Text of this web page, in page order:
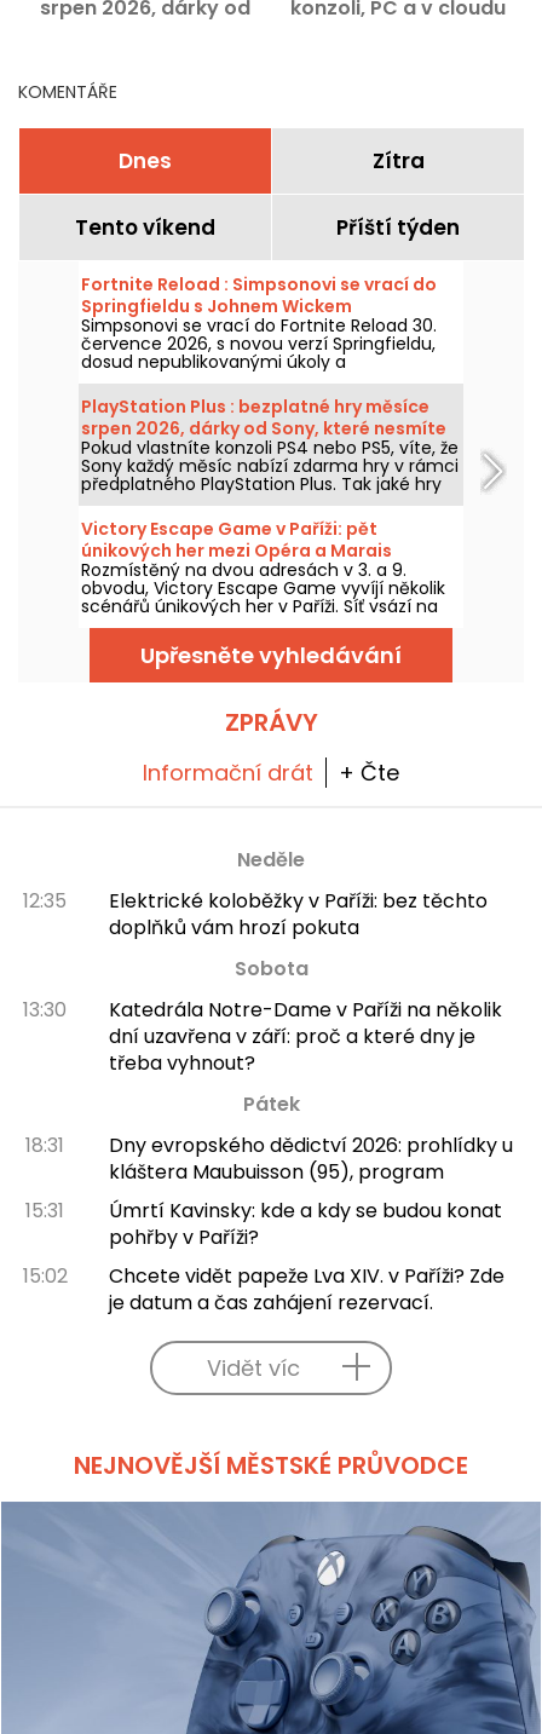
srpen 2026, dárky od
konzoli, PC a v cloudu
KOMENTÁŘE
Dnes Zítra
Tento víkend Příští týden
Fortnite Reload : Simpsonovi se vrací do
Springfieldu s Johnem Wickem
Simpsonovi se vrací do Fortnite Reload 30.
července 2026, s novou verzí Springfieldu,
dosud nepublikovanými úkoly a
crossoverem s Johnem Wickem. Aktualizace
přinese několik ikonických míst, speciální
vzhled pro slavného zabijáka a nové herní
prvky.
PlayStation Plus : bezplatné hry měsíce
srpen 2026, dárky od Sony, které nesmíte
propásnout
Pokud vlastníte konzoli PS4 nebo PS5, víte, že
Sony každý měsíc nabízí zdarma hry v rámci
předplatného PlayStation Plus. Tak jaké hry
jsou zdarma v srpnu 2026? Pojďte objevit
výběr pro tento měsíc.
Victory Escape Game v Paříži: pět
únikových her mezi Opéra a Marais
Rozmístěný na dvou adresách v 3. a 9.
obvodu, Victory Escape Game vyvíjí několik
scénářů únikových her v Paříži. Síť vsází na
různorodá prostředí, sahající od vyšetřování
přes dobrodružství až po fantasy.
Upřesněte vyhledávání
ZPRÁVY
Informační drát + Čte
Neděle
12:35
Elektrické koloběžky v Paříži: bez těchto
doplňků vám hrozí pokuta
Sobota
13:30
Katedrála Notre-Dame v Paříži na několik
dní uzavřena v září: proč a které dny je
třeba vyhnout?
Pátek
18:31
Dny evropského dědictví 2026: prohlídky u
kláštera Maubuisson (95), program
15:31
Úmrtí Kavinsky: kde a kdy se budou konat
pohřby v Paříži?
15:02
Chcete vidět papeže Lva XIV. v Paříži? Zde
je datum a čas zahájení rezervací.
Vidět víc
NEJNOVĚJŠÍ MĚSTSKÉ PRŮVODCE